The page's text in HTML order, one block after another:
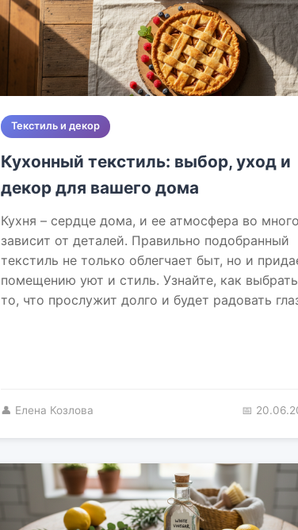
Текстиль и декор
Кухонный текстиль: выбор, уход и
декор для вашего дома
Кухня – сердце дома, и ее атмосфера во
зависит от деталей. Правильно подобранный
текстиль не только облегчает быт, но и
помещению уют и стиль. Узнайте, как выбрать
то, что прослужит долго и будет радовать
👤 Елена Козлова 📅